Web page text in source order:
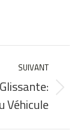
SUIVANT
Véhicule